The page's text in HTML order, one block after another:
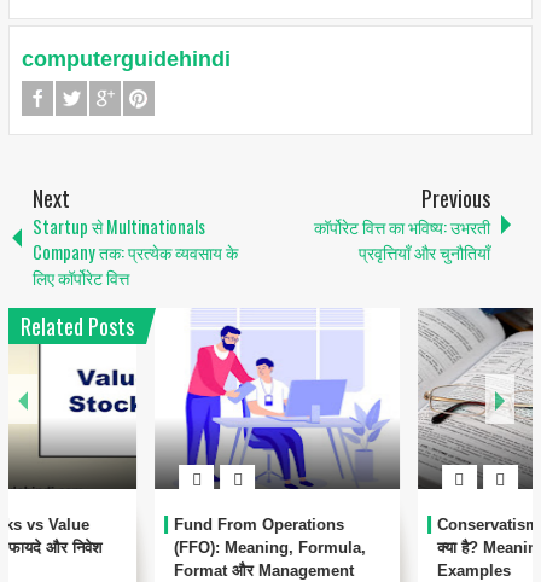
computerguidehindi
Next
Startup से Multinationals
Company तक: प्रत्येक व्यवसाय के
लिए कॉर्पोरेट वित्त
Previous
कॉर्पोरेट वित्त का भविष्य: उभरती
प्रवृत्तियाँ और चुनौतियाँ
Related Posts
Conservatism Accounting
क्या है? Meaning, Importance,
1
Automated Clearing House
(ACH) क्या है? – पूरी जानकारी हिंदी
में